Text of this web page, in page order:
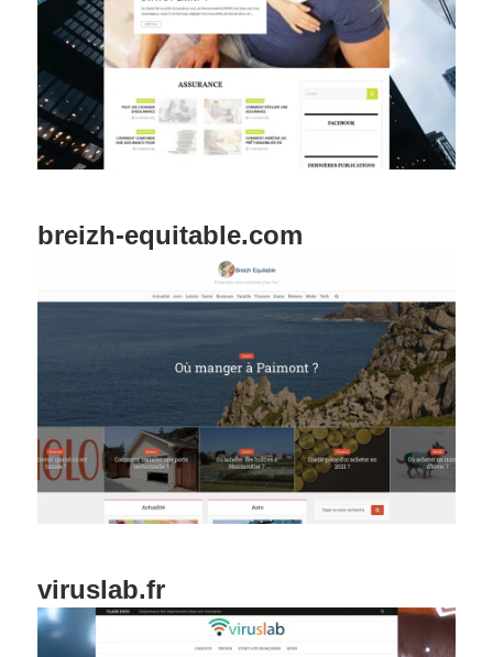
breizh-equitable.com
viruslab.fr